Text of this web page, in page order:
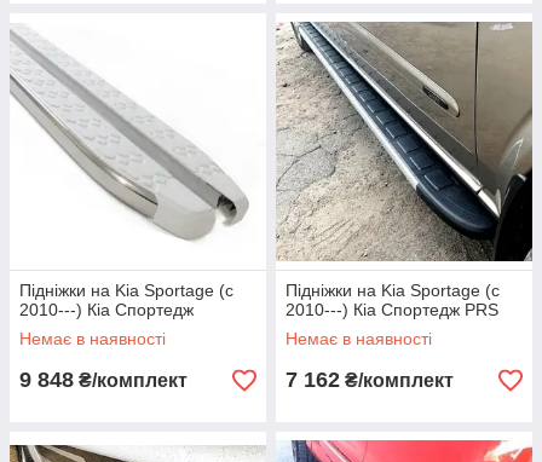
Підніжки на Kia Sportage (c
2010---) Кіа Спортедж
Немає в наявності
9 848 ₴/комплект
Підніжки на Kia Sportage (c
2010---) Кіа Спортедж PRS
Немає в наявності
7 162 ₴/комплект